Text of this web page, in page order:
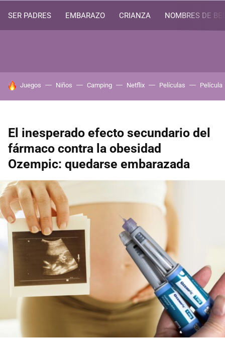
SER PADRES EMBARAZO CRIANZA NOMBRES DE
HOY SE HABLA DE
Juegos Niños Camping Netflix Películas Película
El inesperado efecto secundario del
fármaco contra la obesidad
Ozempic: quedarse embarazada